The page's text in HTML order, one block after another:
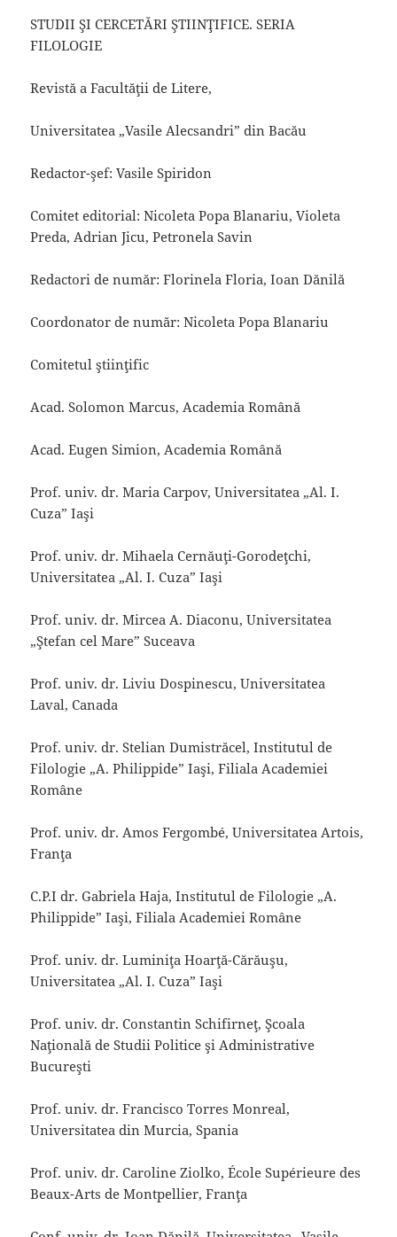
STUDII ŞI CERCETĂRI ŞTIINŢIFICE. SERIA
FILOLOGIE
Revistă a Facultăţii de Litere,
Universitatea „Vasile Alecsandri” din Bacău
Redactor-şef: Vasile Spiridon
Comitet editorial: Nicoleta Popa Blanariu, Violeta
Preda, Adrian Jicu, Petronela Savin
Redactori de număr: Florinela Floria, Ioan Dănilă
Coordonator de număr: Nicoleta Popa Blanariu
Comitetul ştiinţific
Acad. Solomon Marcus, Academia Română
Acad. Eugen Simion, Academia Română
Prof. univ. dr. Maria Carpov, Universitatea „Al. I.
Cuza” Iaşi
Prof. univ. dr. Mihaela Cernăuţi-Gorodeţchi,
Universitatea „Al. I. Cuza” Iaşi
Prof. univ. dr. Mircea A. Diaconu, Universitatea
„Ştefan cel Mare” Suceava
Prof. univ. dr. Liviu Dospinescu, Universitatea
Laval, Canada
Prof. univ. dr. Stelian Dumistrăcel, Institutul de
Filologie „A. Philippide” Iaşi, Filiala Academiei
Române
Prof. univ. dr. Amos Fergombé, Universitatea Artois,
Franţa
C.P.I dr. Gabriela Haja, Institutul de Filologie „A.
Philippide” Iaşi, Filiala Academiei Române
Prof. univ. dr. Luminiţa Hoarţă-Cărăuşu,
Universitatea „Al. I. Cuza” Iaşi
Prof. univ. dr. Constantin Schifirneţ, Şcoala
Naţională de Studii Politice şi Administrative
Bucureşti
Prof. univ. dr. Francisco Torres Monreal,
Universitatea din Murcia, Spania
Prof. univ. dr. Caroline Ziolko, École Supérieure des
Beaux-Arts de Montpellier, Franţa